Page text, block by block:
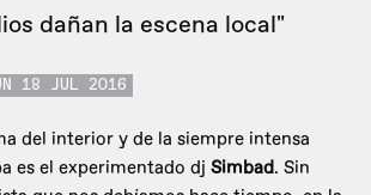
dañan la escena local"
18 JUL 2016
del interior y de la siempre intensa
es el experimentado dj Simbad. Sin